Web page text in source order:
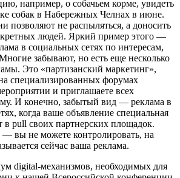
например, о собачьем корме, увидеть
собак в Набережных Челнах в июне.
позволяют не распыляться, а доносить
людей. Яркий пример этого —
в социальных сетях по интересам,
забывают, но есть еще несколько
Это «партизанский маркетинг»,
специализированных форумах
и приглашаете всех
И конечно, забытый вид — реклама в
когда ваше объявление специальная
в pull своих партнерских площадок.
вы не можете контролировать, на
сейчас ваша реклама.
digital-механизмов, необходимых для